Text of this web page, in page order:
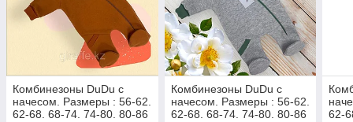
Комбинезоны DuDu с
начесом. Размеры : 56-62.
62-68. 68-74. 74-80. 80-86
Комбинезоны DuDu с
начесом. Размеры : 56-62.
62-68. 68-74. 74-80. 80-86
62-